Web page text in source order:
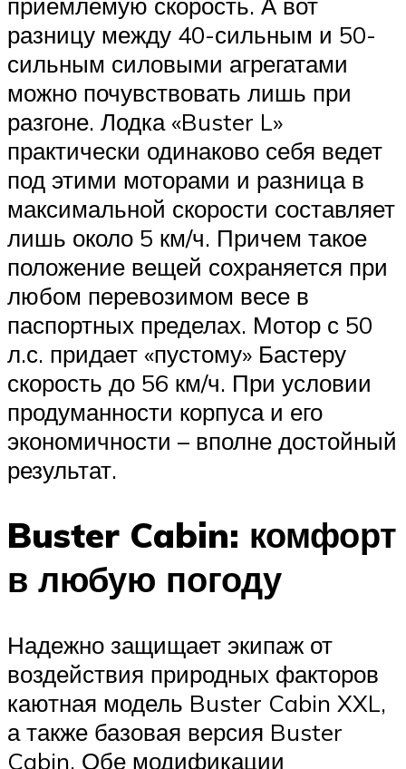
разницу между 40-сильным и 50-
сильным силовыми агрегатами
можно почувствовать лишь при
разгоне. Лодка «Buster L»
практически одинаково себя ведет
под этими моторами и разница в
максимальной скорости составляет
лишь около 5 км/ч. Причем такое
положение вещей сохраняется при
любом перевозимом весе в
паспортных пределах. Мотор с 50
л.с. придает «пустому» Бастеру
скорость до 56 км/ч. При условии
продуманности корпуса и его
экономичности – вполне достойный
результат.
Buster Cabin: комфорт
в любую погоду
Надежно защищает экипаж от
воздействия природных факторов
каютная модель Buster Cabin XXL,
а также базовая версия Buster
Cabin. Обе модификации